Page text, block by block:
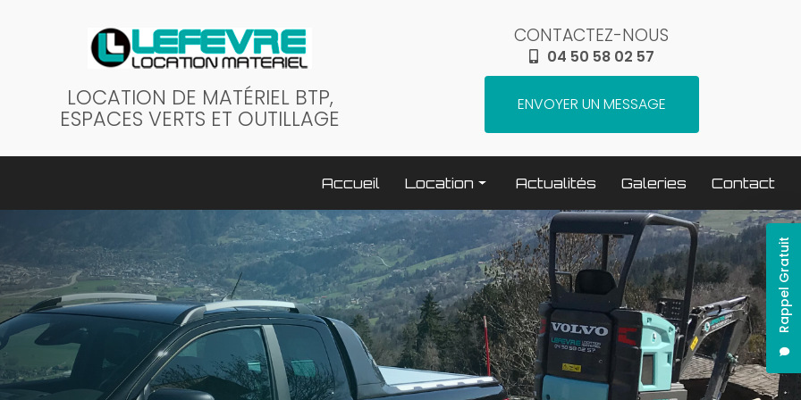
LOCATION DE MATÉRIEL BTP,
ESPACES VERTS ET OUTILLAGE
CONTACTEZ-NOUS
04 50 58 02 57
ENVOYER UN MESSAGE
Rappel Gratuit
Accueil
Location
Terrassement / compactage
Transport
Elévation / levage
Espaces verts
Traitement béton
Nettoyage
Actualités Galeries Contact